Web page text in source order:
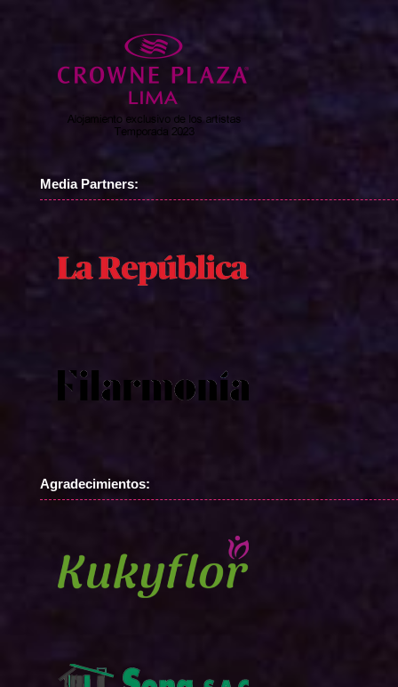
Media Partners:
Agradecimientos: